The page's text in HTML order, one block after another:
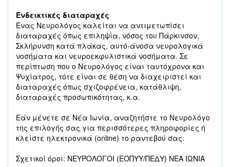
Ενδεικτικές διαταραχές
Ένας Νευρολόγος καλείται να αντιμετωπίσει
διαταραχές όπως επιληψία, νόσος του Πάρκινσον,
Σκλήρυνση κατά πλάκας, αυτό-άνοσα νευρολογικά
νοσήματα και νευροεκφυλιστικά νοσήματα. Σε
περίπτωση που ο Νευρολόγος είναι ταυτόχρονα και
Ψυχίατρος, τότε είναι σε θέση να διαχειριστεί και
διαταραχές όπως σχιζοφρένεια, κατάθλιψη,
διαταραχές προσωπικότητας, κ.α.
Εάν μένετε σε Νέα Ιωνία, αναζητήστε το Νευρολόγο
της επιλογής σας για περισσότερες πληροφορίες ή
κλείστε ηλεκτρονικά (online) το ραντεβού σας.
Σχετικοί όροι: ΝΕΥΡΟΛΟΓΟΙ (ΕΟΠΥΥ/ΠΕΔΥ) ΝΕΑ ΙΩΝΙΑ